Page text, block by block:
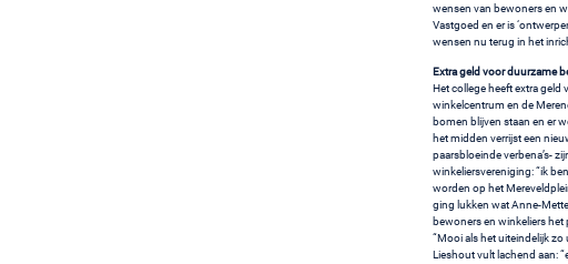
wensen van bewoners en
Vastgoed en er is
wensen nu terug in het
Extra geld voor duurzame
Het college heeft extra
winkelcentrum en de
bomen blijven staan en er
het midden verrijst een
paarsbloeinde verbena’s-
winkeliersvereniging: “ik
worden op het
ging lukken wat Anne-
bewoners en winkeliers het
“Mooi als het uiteindelijk
Lieshout vult lachend aan: